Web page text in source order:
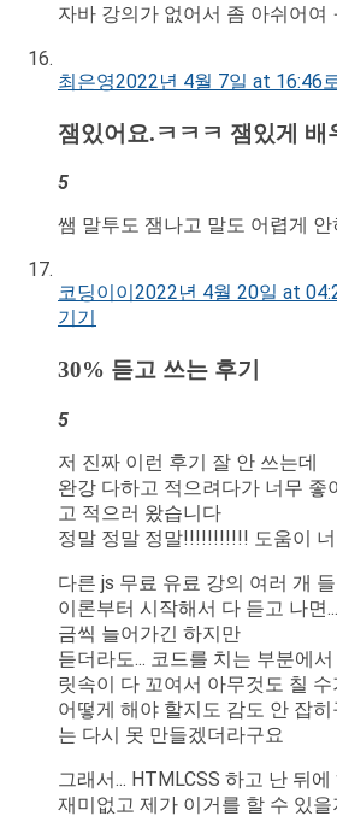
자바 강의가 없어서 좀 아쉬어여
최은영2022년 4월 7일 at 16:46
잼있어요.ㅋㅋㅋ 잼있게 배
5
쌤 말투도 잼나고 말도 어렵게
코딩이이 2022년 4월 20일 at
기기
30% 듣고 쓰는 후기
5
저 진짜 이런 후기 잘 안 쓰는데
완강 다하고 적으려다가 너무 좋
고 적으러 왔습니다
정말 정말 정말!!!!!!!!!!! 도움이
다른 js 무료 유료 강의 여러 개
이론부터 시작해서 다 듣고 나면
금씩 늘어가긴 하지만
듣더라도... 코드를 치는 부분에
릿속이 다 꼬여서 아무것도 칠
어떻게 해야 할지도 감도 안 잡
는 다시 못 만들겠더라구요
그래서... HTMLCSS 하고 난 뒤
재미없고 제가 이거를 할 수 있